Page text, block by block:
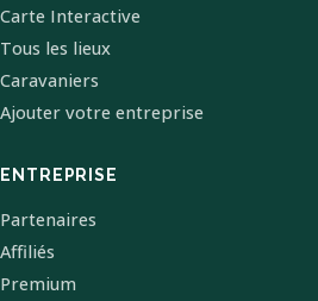
Carte Interactive
Tous les lieux
Caravaniers
Ajouter votre entreprise
ENTREPRISE
Partenaires
Affiliés
Premium